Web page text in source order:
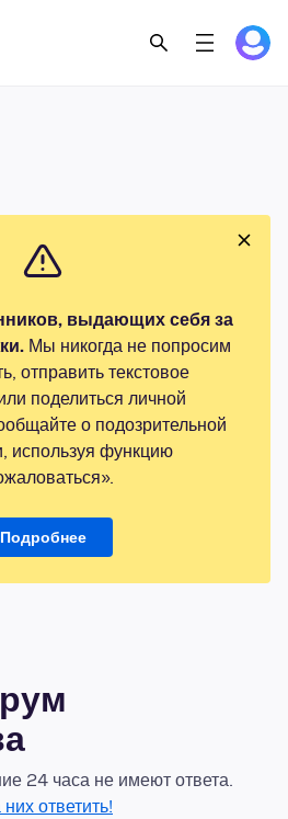
выдающих себя за
Мы никогда не попросим
отправить текстовое
поделиться личной
о подозрительной
используя функцию
Подробнее
24 часа не имеют ответа.
ответить!